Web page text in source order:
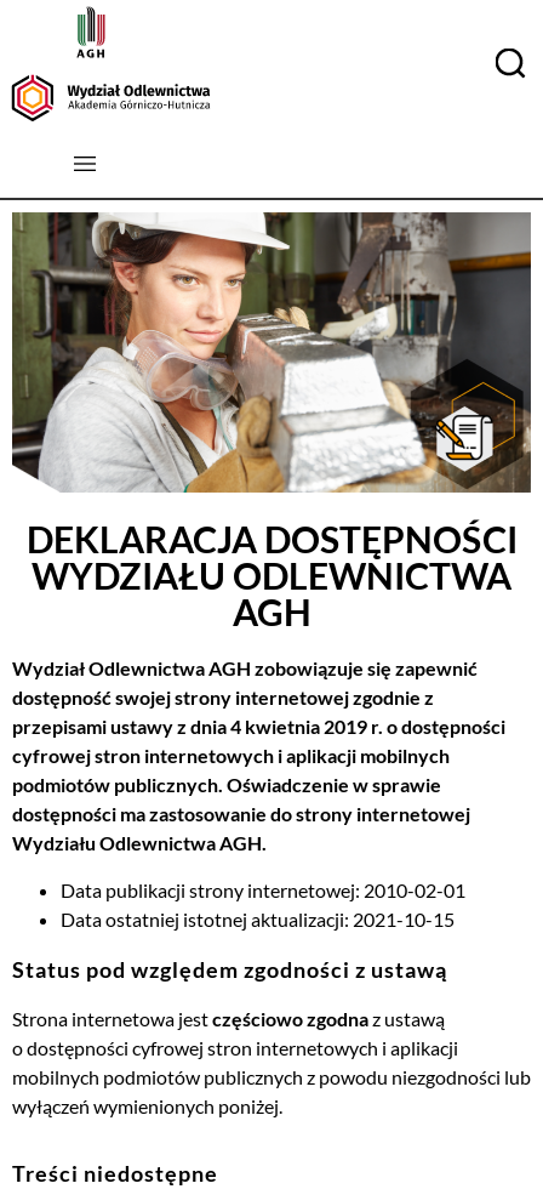
DEKLARACJA DOSTĘPNOŚCI
WYDZIAŁU ODLEWNICTWA
AGH
Wydział Odlewnictwa AGH zobowiązuje się zapewnić
dostępność swojej strony internetowej zgodnie z
przepisami ustawy z dnia 4 kwietnia 2019 r. o dostępności
cyfrowej stron internetowych i aplikacji mobilnych
podmiotów publicznych. Oświadczenie w sprawie
dostępności ma zastosowanie do strony internetowej
Wydziału Odlewnictwa AGH.
Data publikacji strony internetowej: 2010-02-01
Data ostatniej istotnej aktualizacji: 2021-10-15
Status pod względem zgodności z ustawą
Strona internetowa jestczęściowo zgodnaz ustawą
o dostępności cyfrowej stron internetowych i aplikacji
mobilnych podmiotów publicznych z powodu niezgodności lub
wyłączeń wymienionych poniżej.
Treści niedostępne